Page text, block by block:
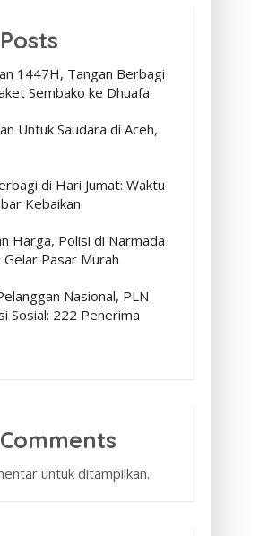
1447H, Tangan Berbagi
Sembako ke Dhuafa
Untuk Saudara di Aceh,
di Hari Jumat: Waktu
Kebaikan
Harga, Polisi di Narmada
Pasar Murah
Nasional, PLN
Sosial: 222 Penerima
untuk ditampilkan.